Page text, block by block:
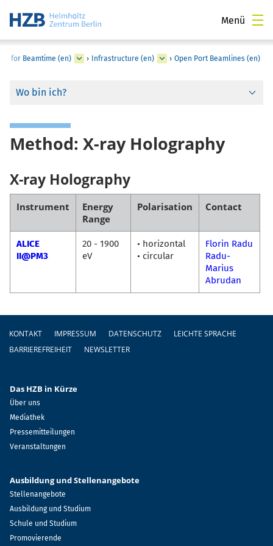
Menü
for Beamtime (en) › Infrastructure (en) › Open Port Beamlines (en)
Wo bin ich?
Method: X-ray Holography
X-ray Holography
Instrument
Energy
Range
Polarisation Contact
ALICE
II@PM3
20 - 1900
eV
• horizontal
• circular
Florin Radu
Radu-
Marius
Abrudan
Fußzeile
KONTAKT IMPRESSUM DATENSCHUTZ
LEICHTE SPRACHE
BARRIEREFREIHEIT
NEWSLETTER
Das HZB in Kürze
Über uns
Mediathek
Pressemitteilungen
Veranstaltungen
Ausbildung und Stellenangebote
Stellenangebote
Ausbildung und Studium
Schule und Studium
Promovierende